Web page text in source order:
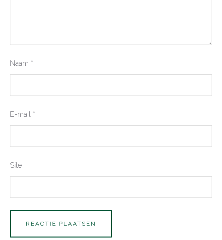
Naam *
E-mail *
Site